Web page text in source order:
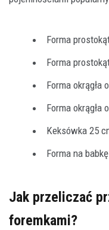
Forma
Forma
Forma okrągła
Forma okrągła
Keksówka 25
Forma na
Jak przeliczać
foremkami?